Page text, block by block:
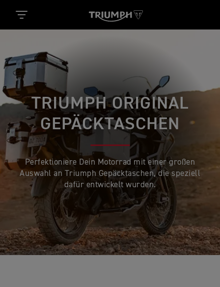
TRIUMPH ORIGINAL
GEPÄCKTASCHEN
Perfektioniere Dein Motorrad mit einer großen
Auswahl an Triumph Gepäcktaschen, die speziell
dafür entwickelt wurden.